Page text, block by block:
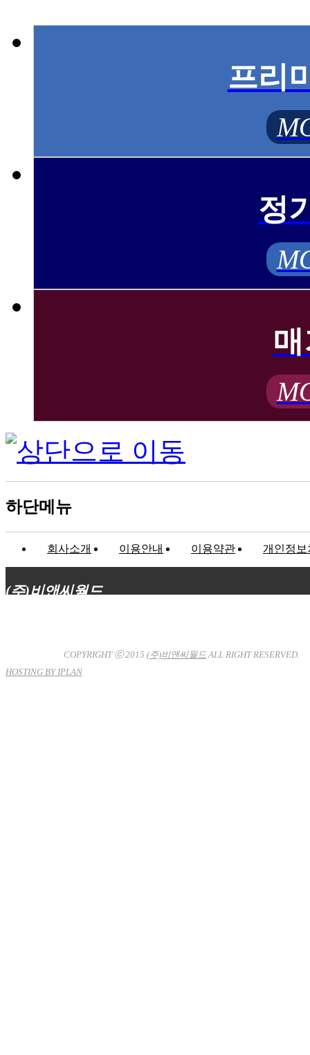
프리
정
하단메뉴
회사소개 이용안내 이용약관 개인정보
(주)비앤씨월드
COPYRIGHT ⓒ 2015 (주)비앤씨월드ALL RIGHT RESERVED.
HOSTING BY IPLAN